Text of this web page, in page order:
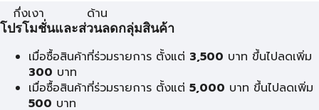
กึ่งเงา ด้าน
โปรโมชั่นและส่วนลดกลุ่มสินค้า
เมื่อซื้อสินค้าที่ร่วมรายการ ตั้งแต่ 3,500 บาท ขึ้นไปลดเพิ่ม
300 บาท
เมื่อซื้อสินค้าที่ร่วมรายการ ตั้งแต่ 5,000 บาท ขึ้นไปลดเพิ่ม
500 บาท